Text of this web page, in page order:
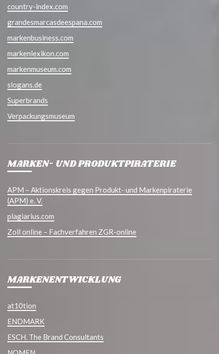
country-index.com
grandesmarcasdeespana.com
markenbusiness.com
markenlexikon.com
markenmuseum.com
slogans.de
Superbrands
Verpackungsmuseum
MARKEN- UND PRODUKTPIRATERIE
APM – Aktionskreis gegen Produkt- und Markenpiraterie
(APM) e. V.
plagiarius.com
Zoll online – Fachverfahren ZGR-online
MARKENENTWICKLUNG
at10tion
ENDMARK
ESCH. The Brand Consultants